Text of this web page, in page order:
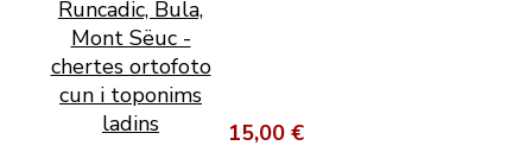
15,00 €